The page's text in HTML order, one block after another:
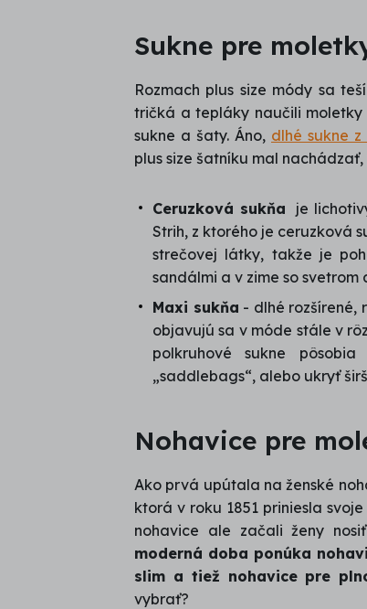
Sukne pre
Rozmach plus size módy sa
tričká a tepláky naučili
sukne a šaty. Áno, dlhé sukne z
plus size šatníku mal
Ceruzková sukňa je
Strih, z ktorého je ceruzková
strečovej látky, takže je
sandálmi a v zime so
Maxi sukňa - dlhé rozšírené,
objavujú sa v móde stále v
polkruhové sukne
„saddlebags“, alebo ukryť
Nohavice pre
Ako prvá upútala na ženské
ktorá v roku 1851 priniesla
nohavice ale začali ženy
moderná doba ponúka
slim a tiež nohavice pre
vybrať?